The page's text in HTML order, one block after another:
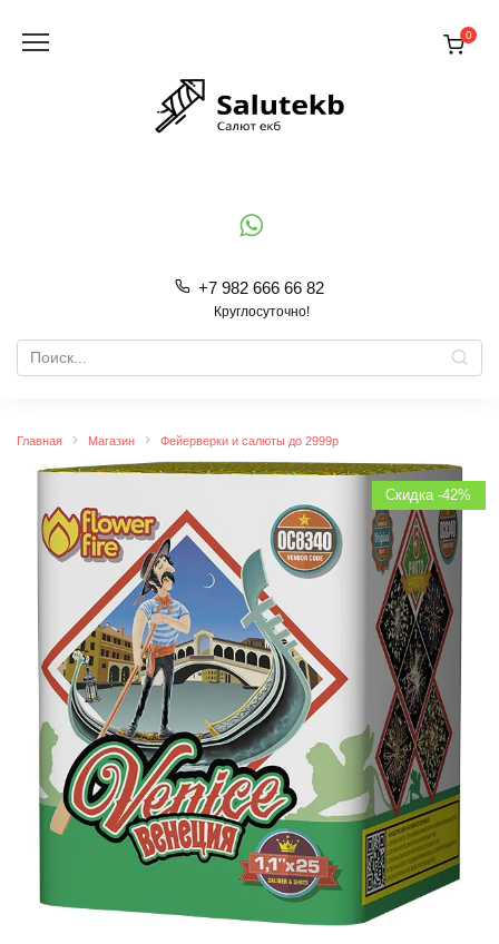
содержанию
+7 982 666 66 82
Круглосуточно!
Search
for:
0
Главная Магазин Фейерверки и салюты до 2999р
Скидка -42%